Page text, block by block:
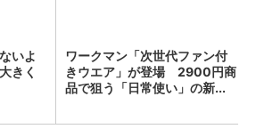
いよ
きく
ワークマン「次世代ファン付
きウエア」が登場 2900円商
品で狙う「日常使い」の新...